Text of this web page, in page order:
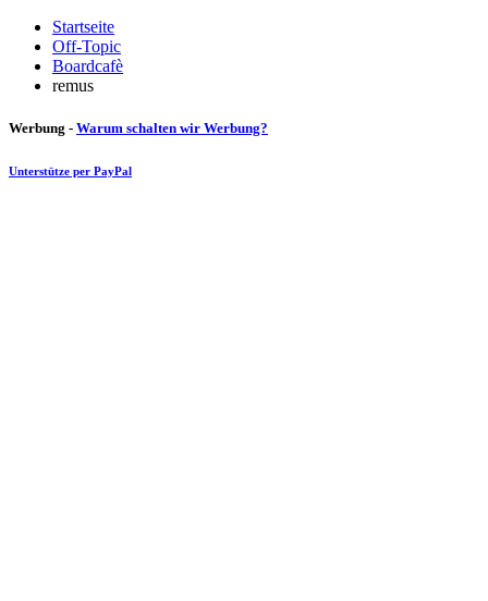
Startseite
Off-Topic
Boardcafè
remus
Werbung - Warum schalten wir Werbung?
Unterstütze per PayPal